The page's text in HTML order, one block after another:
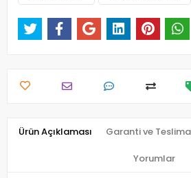
Ürün Açıklaması Garanti ve
Yorumlar